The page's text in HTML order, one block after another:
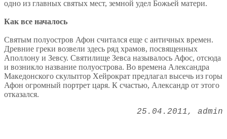
одно из главных святых мест, земной удел Божьей матери.
Как все началось
Святым полуостров Афон считался еще с античных времен.
Древние греки возвели здесь ряд храмов, посвященных
Аполлону и Зевсу. Святилище Зевса называлось Афос, отсюда
и возникло название полуострова. Во времена Александра
Македонского скульптор Хейрократ предлагал высечь из горы
Афон огромный портрет царя. К счастью, Александр от этого
отказался.
25.04.2011 admin